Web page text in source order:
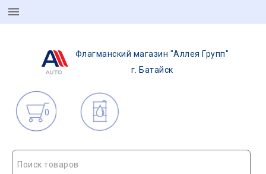
Флагманский магазин "Аллея Групп"
г. Батайск
0
Поиск товаров